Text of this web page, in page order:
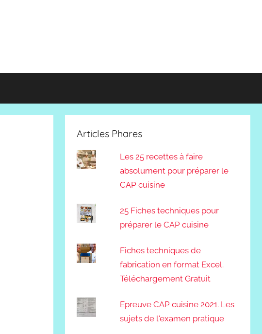
Articles Phares
Les 25 recettes à faire
absolument pour préparer le
CAP cuisine
25 Fiches techniques pour
préparer le CAP cuisine
Fiches techniques de
fabrication en format Excel.
Téléchargement Gratuit
Epreuve CAP cuisine 2021. Les
sujets de l'examen pratique